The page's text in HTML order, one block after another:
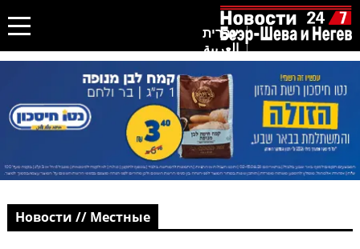
עברית
العربية
Новости // Местные